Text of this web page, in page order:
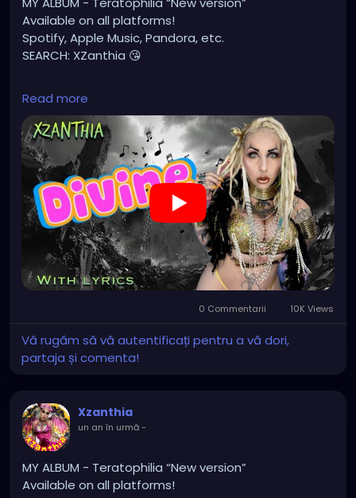
Available on all platforms!
Spotify, Apple Music, Pandora, etc.
SEARCH: XZanthia 😘
⚠️ Please add
INSTAGRAM.com/xzanthia.official.profile
TikTok.com/@xzanthia.music
🔥🎶❤️‍🔥 MY ART & ORIGINAL MUSIC!!! 🥰 ➡️
XZanthia.com
YOUTUBE.com/XZanthiaMUSIC
#hellpop#creaturecosplay#monstercosplay
#monstercore#creaturecore
#dommymommy
#goth
https://youtu.be/2a2DdgL2HIg
Read more
0 Commentarii 10K Views
Vă rugăm să vă autentificați pentru a vă dori,
partaja și comenta!
Xzanthia
un an în urmă-
MY ALBUM - Teratophilia “New version”
Available on all platforms!